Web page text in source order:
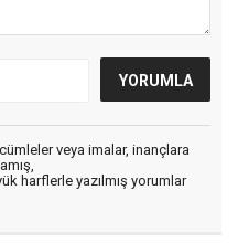
veya imalar, inançlara
harflerle yazılmış yorumlar